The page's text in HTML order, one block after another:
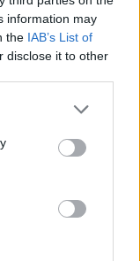
information may
the IAB’s List of
disclose it to other
or more Google
You may click to
party tags to
in below Google
και